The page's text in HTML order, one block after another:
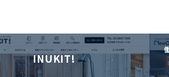
INUKIT!